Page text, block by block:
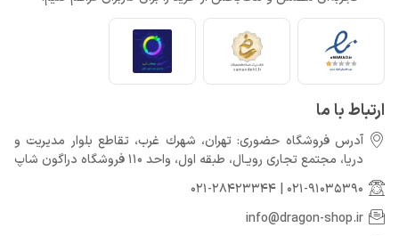
ارتباط با ما
آدرس فروشگاه حضوری: تهران، شهرك غرب، تقاطع بلوار مدیریت و
دريا، مجتمع تجارى رويـال، طبقه اول، واحد 110 فروشگاه دراگون شاپ
021-91035390
021-28423344
info@dragon-shop.ir